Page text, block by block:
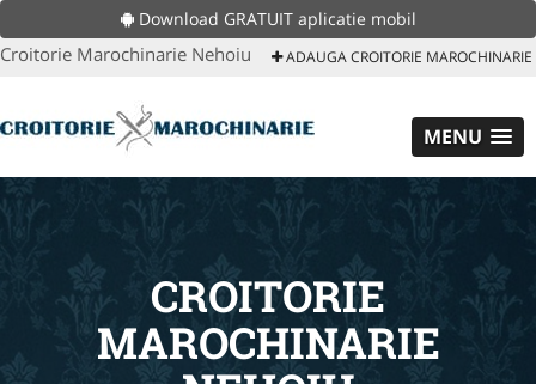
Download GRATUIT aplicatie mobil
Croitorie Marochinarie Nehoiu ADAUGA CROITORIE MAROCHINARIE
MENU
CROITORIE
MAROCHINARIE